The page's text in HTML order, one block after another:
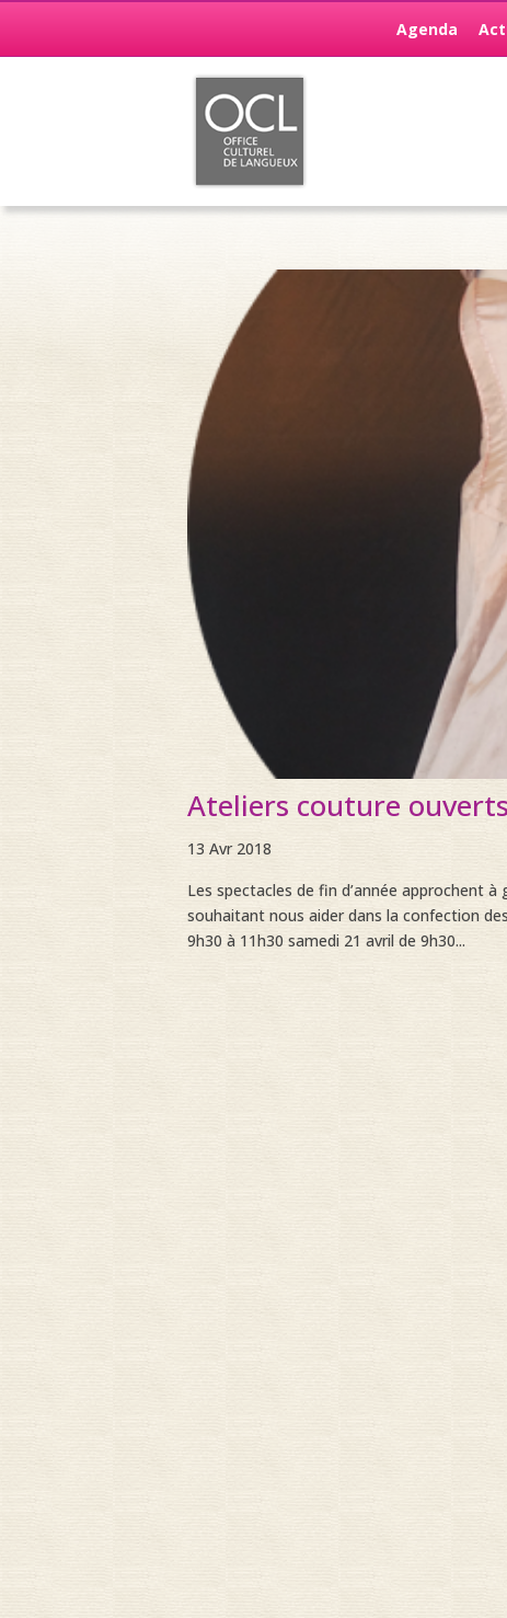
Agenda
Ateliers couture
13 Avr 2018
Les spectacles de fin d’année approchent
souhaitant nous aider dans la confection
9h30 à 11h30 samedi 21 avril de 9h30...